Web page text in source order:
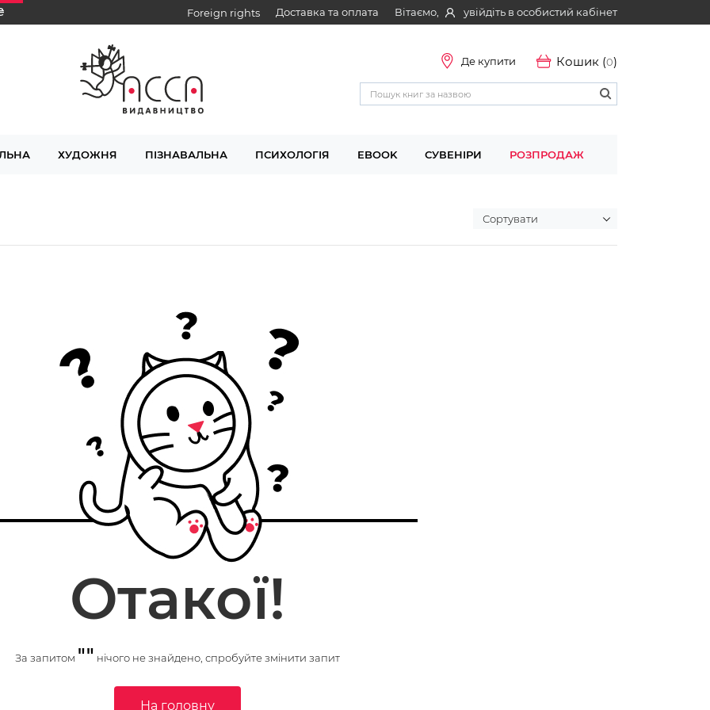
Foreign rights Доставка та оплата Вітаємо, увійдіть в особистий кабінет
Де купити Кошик (0)
ХУДОЖНЯ ПІЗНАВАЛЬНА ПСИХОЛОГІЯ EBOOK СУВЕНІРИ РОЗПРОДАЖ
Отакої!
За запитом "" нічого не знайдено, спробуйте змінити запит
На головну